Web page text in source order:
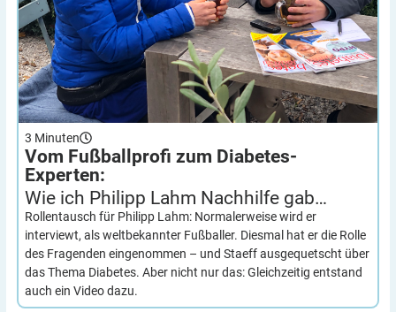
3 Minuten
Vom Fußballprofi zum Diabetes-
Experten:
Wie ich Philipp Lahm Nachhilfe gab…
Rollentausch für Philipp Lahm: Normalerweise wird er
interviewt, als weltbekannter Fußballer. Diesmal hat er die Rolle
des Fragenden eingenommen – und Staeff ausgequetscht über
das Thema Diabetes. Aber nicht nur das: Gleichzeitig entstand
auch ein Video dazu.